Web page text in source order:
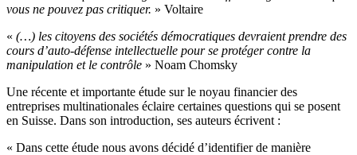
vous ne pouvez pas critiquer. » Voltaire
« (…) les citoyens des sociétés démocratiques devraient prendre des
cours d’auto-défense intellectuelle pour se protéger contre la
manipulation et le contrôle » Noam Chomsky
Une récente et importante étude sur le noyau financier des
entreprises multinationales éclaire certaines questions qui se posent
en Suisse. Dans son introduction, ses auteurs écrivent :
« Dans cette étude nous avons décidé d’identifier de manière